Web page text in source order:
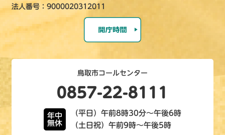
法人番号：9000020312011
鳥取市コールセンター
0857-22-8111
年中
無休
（平日）午前8時30分～午後6時
（土日祝）午前9時～午後5時